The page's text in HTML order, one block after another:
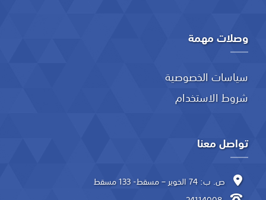
وصلات مهمة
سياسات الخصوصية
شروط الاستخدام
تواصل معنا
ص. ب: 74 الخوير – مسقط- 133 مسقط